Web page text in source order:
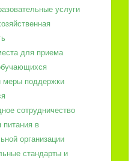
услуги
для приема
меры поддержки
сотрудничество
питания в
организации
стандарты и